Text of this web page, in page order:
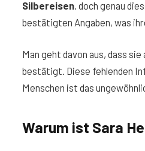
Silbereisen, doch genau
bestätigten Angaben, was
Man geht davon aus, dass
bestätigt. Diese fehlenden
Menschen ist das
Warum ist Sara